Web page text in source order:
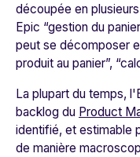
découpée en plusieurs
Epic “gestion du
peut se décomposer
produit au panier”,
La plupart du temps,
backlog du Product
identifié, et estimable
de manière